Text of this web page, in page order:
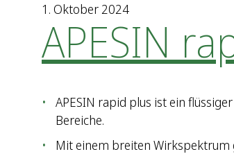
1. Oktober 2024
APESIN
APESIN rapid plus ist ein
Bereiche.
Mit einem breiten Wirkspektrum